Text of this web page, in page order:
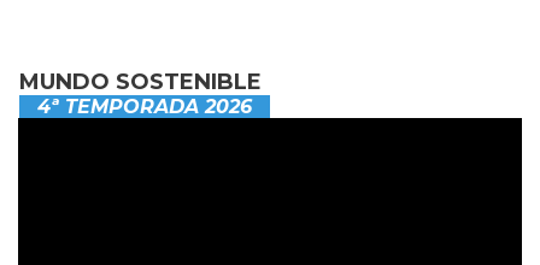
MUNDO SOSTENIBLE
4ª TEMPORADA 2026